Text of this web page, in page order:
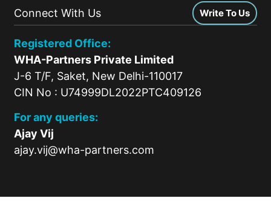
Connect With Us Write To Us
Registered Office:
WHA-Partners Private Limited
J-6 T/F, Saket, New Delhi-110017
CIN No : U74999DL2022PTC409126
For any queries:
Ajay Vij
ajay.vij@wha-partners.com